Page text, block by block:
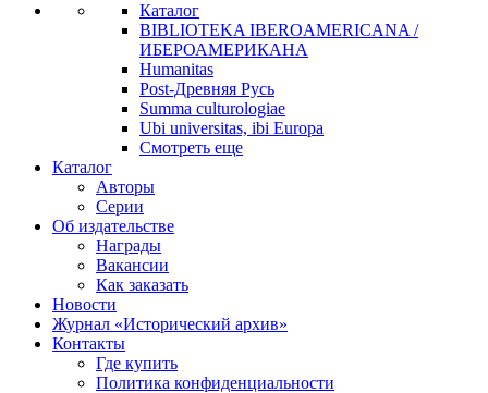
Каталог
BIBLIOTEKA IBEROAMERICANA /
ИБЕРОАМЕРИКАНА
Humanitas
Post-Древняя Русь
Summa culturologiae
Ubi universitas, ibi Europa
Смотреть еще
Каталог
Авторы
Серии
Об издательстве
Награды
Вакансии
Как заказать
Новости
Журнал «Исторический архив»‎
Контакты
Где купить
Политика конфиденциальности